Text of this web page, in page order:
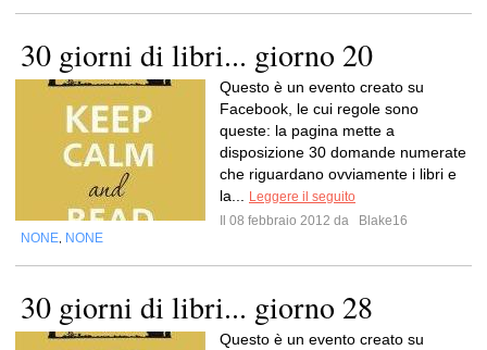
30 giorni di libri... giorno 20
Questo è un evento creato su
Facebook, le cui regole sono
queste: la pagina mette a
disposizione 30 domande numerate
che riguardano ovviamente i libri e
la...
Leggere il seguito
Il 08 febbraio 2012 da
Blake16
NONE NONE
30 giorni di libri... giorno 28
Questo è un evento creato su